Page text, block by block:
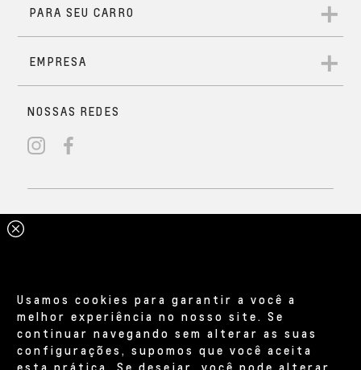
Usamos cookies para garantir a você a
melhor experiência no nosso site. Se
continuar navegando sem alterar as suas
configurações, supomos que você aceita
esta prática. Se desejar, você pode alterar